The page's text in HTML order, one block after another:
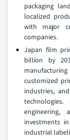
packaging
localized
with major
companies.
Japan film
billion by
customized
industries,
engineering,
investments
industrial